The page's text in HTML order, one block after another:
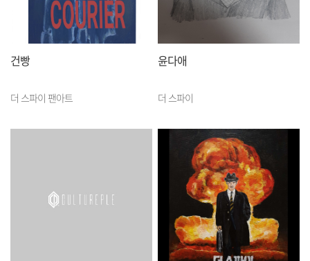
건빵
더 스파이 팬아트
윤다애
더 스파이